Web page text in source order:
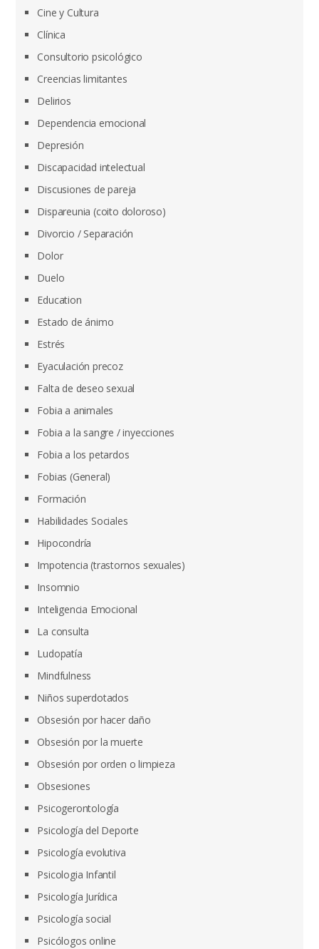
Cine y Cultura
Clínica
Consultorio psicológico
Creencias limitantes
Delirios
Dependencia emocional
Depresión
Discapacidad intelectual
Discusiones de pareja
Dispareunia (coito doloroso)
Divorcio / Separación
Dolor
Duelo
Education
Estado de ánimo
Estrés
Eyaculación precoz
Falta de deseo sexual
Fobia a animales
Fobia a la sangre / inyecciones
Fobia a los petardos
Fobias (General)
Formación
Habilidades Sociales
Hipocondría
Impotencia (trastornos sexuales)
Insomnio
Inteligencia Emocional
La consulta
Ludopatía
Mindfulness
Niños superdotados
Obsesión por hacer daño
Obsesión por la muerte
Obsesión por orden o limpieza
Obsesiones
Psicogerontología
Psicología del Deporte
Psicología evolutiva
Psicologia Infantil
Psicología Jurídica
Psicología social
Psicólogos online